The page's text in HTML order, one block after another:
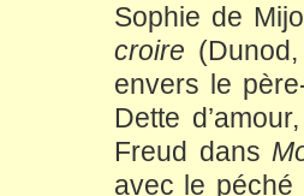
Sophie de
croire
envers le
Dette
Freud dans
avec le péché